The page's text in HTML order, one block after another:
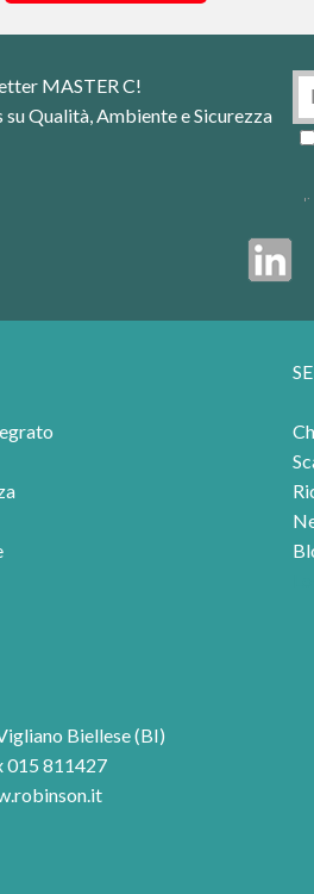
MASTER C!
Qualità, Ambiente e Sicurezza
Biellese (BI)
015 811427